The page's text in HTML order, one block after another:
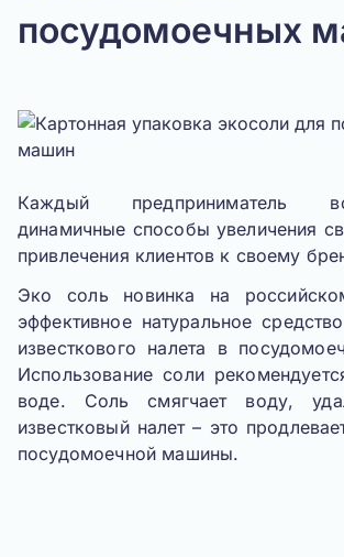
посудомоечных
Каждый предприниматель
динамичные способы увеличения
привлечения клиентов к своему
Эко соль новинка на
эффективное натуральное
известкового налета в
Использование соли
воде. Соль смягчает воду,
известковый налет – это
посудомоечной машины.